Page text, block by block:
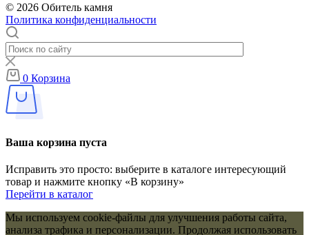
© 2026 Обитель камня
Политика конфиденциальности
0 Корзина
Ваша корзина пуста
Исправить это просто: выберите в каталоге интересующий
товар и нажмите кнопку «В корзину»
Перейти в каталог
Мы используем cookie-файлы для улучшения работы сайта,
анализа трафика и персонализации. Продолжая использовать